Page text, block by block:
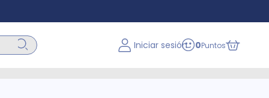
Iniciar sesión 0Puntos